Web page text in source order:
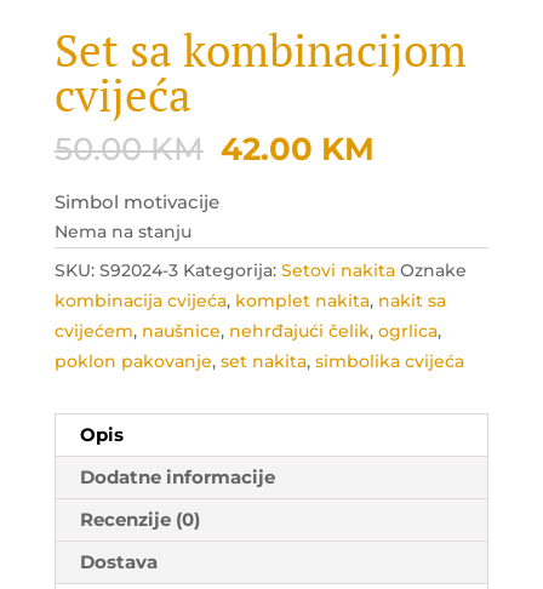
Set sa kombinacijom
cvijeća
50.00KM Original
was:
50.00 KM.
42.00 KM
42.00 KM.
Simbol motivacije
Nema na stanju
SKU: S92024-3 Kategorija: Setovi nakita Oznake
kombinacija cvijeća, komplet nakita, nakit sa
cvijećem, naušnice, nehrđajući čelik, ogrlica,
poklon pakovanje, set nakita, simbolika cvijeća
Opis
Dodatne informacije
Recenzije (0)
Dostava